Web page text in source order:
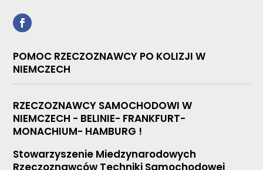
POMOC RZECZOZNAWCY PO KOLIZJI W
NIEMCZECH
RZECZOZNAWCY SAMOCHODOWI W
NIEMCZECH - BELINIE- FRANKFURT-
MONACHIUM- HAMBURG !
Stowarzyszenie Miedzynarodowych
Rzeczoznawców Techniki Samochodowej